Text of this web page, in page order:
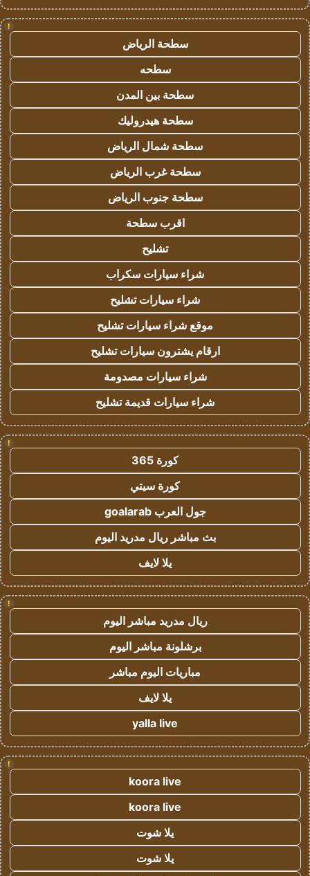
!
سطحة الرياض
سطحه
سطحة بين المدن
سطحة هيدروليك
سطحة شمال الرياض
سطحة غرب الرياض
سطحة جنوب الرياض
اقرب سطحة
تشليح
شراء سيارات سكراب
شراء سيارات تشليح
موقع شراء سيارات تشليح
ارقام يشترون سيارات تشليح
شراء سيارات مصدومة
شراء سيارات قديمة تشليح
!
كورة 365
كورة سيتي
جول العرب goalarab
بث مباشر ريال مدريد اليوم
يلا لايف
!
ريال مدريد مباشر اليوم
برشلونة مباشر اليوم
مباريات اليوم مباشر
يلا لايف
yalla live
!
koora live
koora live
يلا شوت
يلا شوت